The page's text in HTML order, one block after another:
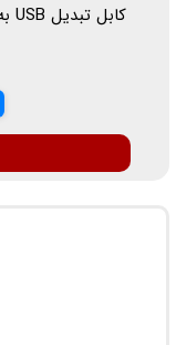
کابل تبدیل USB به USB-C آکو مدل AC-22 طول 1 متر